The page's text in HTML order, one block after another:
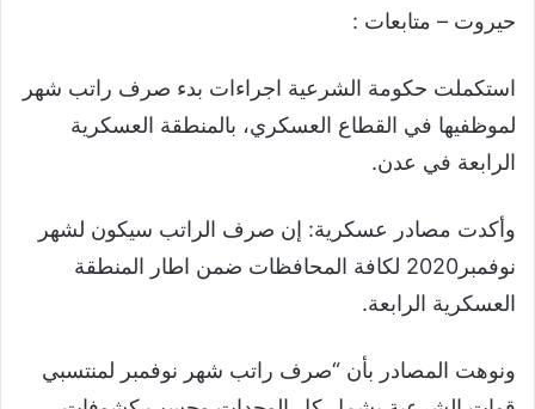
حيروت – متابعات :
استكملت حكومة الشرعية اجراءات بدء صرف راتب شهر
لموظفيها في القطاع العسكري، بالمنطقة العسكرية
الرابعة في عدن.
وأكدت مصادر عسكرية: إن صرف الراتب سيكون لشهر
نوفمبر2020 لكافة المحافظات ضمن اطار المنطقة
العسكرية الرابعة.
ونوهت المصادر بأن “صرف راتب شهر نوفمبر لمنتسبي